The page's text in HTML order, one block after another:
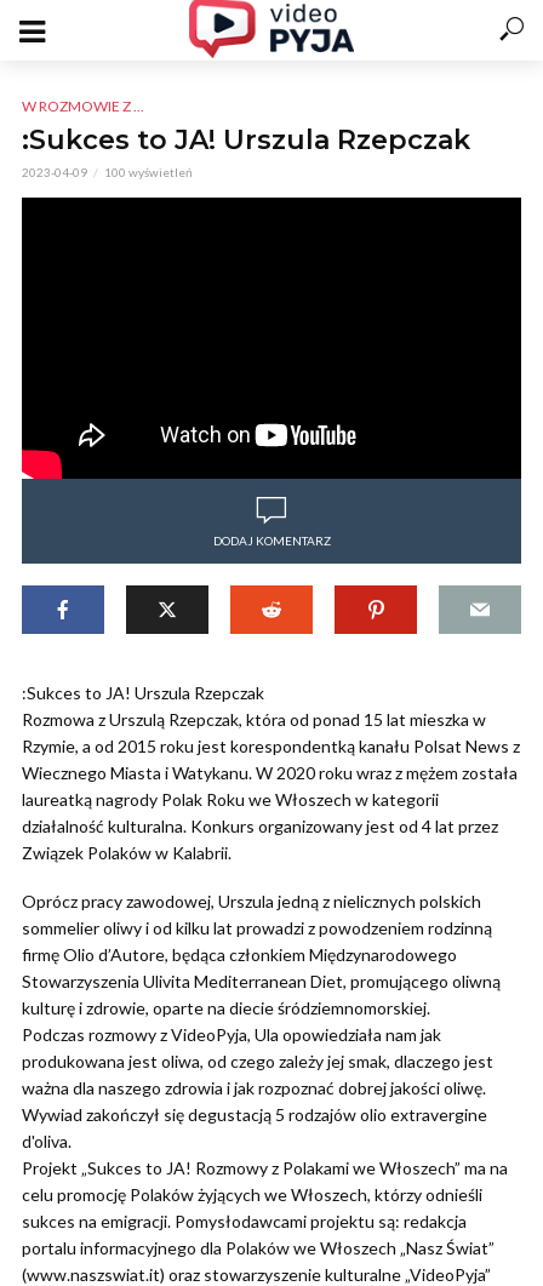
W ROZMOWIE Z ...
:Sukces to JA! Urszula Rzepczak
2023-04-09 100 wyświetleń
DODAJ KOMENTARZ
:Sukces to JA! Urszula Rzepczak
Rozmowa z Urszulą Rzepczak, która od ponad 15 lat mieszka w
Rzymie, a od 2015 roku jest korespondentką kanału Polsat News z
Wiecznego Miasta i Watykanu. W 2020 roku wraz z mężem została
laureatką nagrody Polak Roku we Włoszech w kategorii
działalność kulturalna. Konkurs organizowany jest od 4 lat przez
Związek Polaków w Kalabrii.
Oprócz pracy zawodowej, Urszula jedną z nielicznych polskich
sommelier oliwy i od kilku lat prowadzi z powodzeniem rodzinną
firmę Olio d’Autore, będąca członkiem Międzynarodowego
Stowarzyszenia Ulivita Mediterranean Diet, promującego oliwną
kulturę i zdrowie, oparte na diecie śródziemnomorskiej.
Podczas rozmowy z VideoPyja, Ula opowiedziała nam jak
produkowana jest oliwa, od czego zależy jej smak, dlaczego jest
ważna dla naszego zdrowia i jak rozpoznać dobrej jakości oliwę.
Wywiad zakończył się degustacją 5 rodzajów olio extravergine
d'oliva.
Projekt „Sukces to JA! Rozmowy z Polakami we Włoszech” ma na
celu promocję Polaków żyjących we Włoszech, którzy odnieśli
sukces na emigracji. Pomysłodawcami projektu są: redakcja
portalu informacyjnego dla Polaków we Włoszech „Nasz Świat”
(www.naszswiat.it) oraz stowarzyszenie kulturalne „VideoPyja”